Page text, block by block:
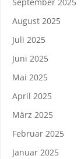
August 2025
Juli 2025
Juni 2025
Mai 2025
April 2025
März 2025
Februar 2025
Januar 2025